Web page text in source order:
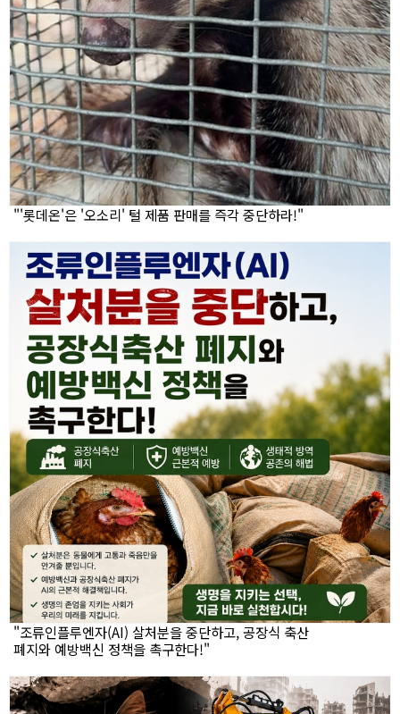
"'롯데온'은 '오소리' 털 제품 판매를 즉각 중단하라!"
"조류인플루엔자(AI) 살처분을 중단하고, 공장식 축산
폐지와 예방백신 정책을 촉구한다!"